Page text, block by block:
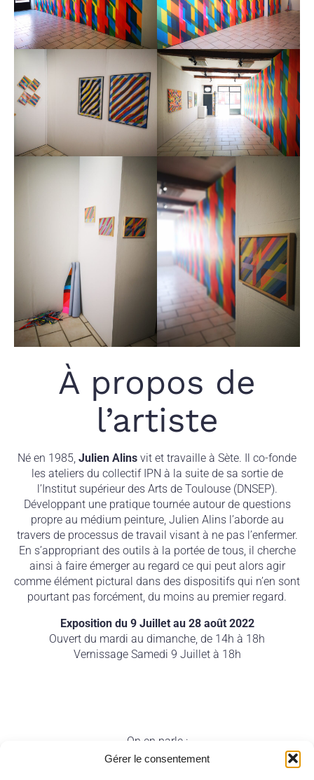
Gérer le consentement
À propos de
l’artiste
Né en 1985, Julien Alins vit et travaille à Sète. Il co-fonde
les ateliers du collectif IPN à la suite de sa sortie de
l’Institut supérieur des Arts de Toulouse (DNSEP).
Développant une pratique tournée autour de questions
propre au médium peinture, Julien Alins l’aborde au
travers de processus de travail visant à ne pas l’enfermer.
En s’appropriant des outils à la portée de tous, il cherche
ainsi à faire émerger au regard ce qui peut alors agir
comme élément pictural dans des dispositifs qui n’en sont
pourtant pas forcément, du moins au premier regard.
Exposition du 9 Juillet au 28 août 2022
Ouvert du mardi au dimanche, de 14h à 18h
Vernissage Samedi 9 Juillet à 18h
On en parle :
La peinture sans